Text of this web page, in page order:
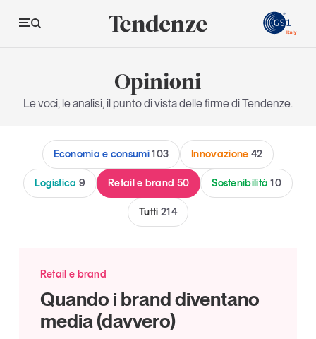
Tendenze
Economia e consumi
Innovazione
Logistica
Retail e brand
Grandi temi
Magazine
Articoli
Studi e ricerche
Tutti gli studi e le ricerche
Opinioni
Le voci, le analisi, il punto di vista delle firme di Tendenze.
Economia e consumi103 Innovazione 42
Logistica 9 Retail e brand 50 Sostenibilità10
Tutti 214
Retail e brand
Quando i brand diventano
media (davvero)